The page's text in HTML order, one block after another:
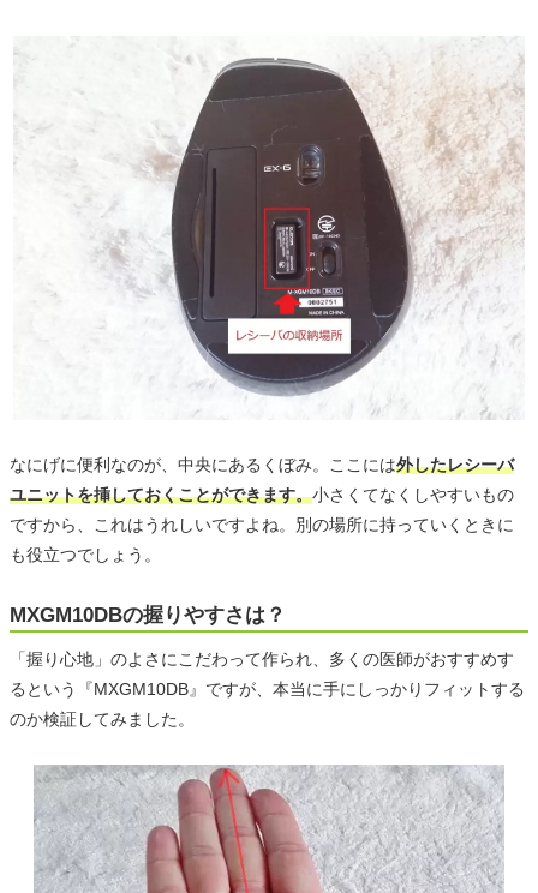
なにげに便利なのが、中央にあるくぼみ。ここには外したレシーバ
ユニットを挿しておくことができます。小さくてなくしやすいもの
ですから、これはうれしいですよね。別の場所に持っていくときに
も役立つでしょう。
MXGM10DBの握りやすさは？
「握り心地」のよさにこだわって作られ、多くの医師がおすすめす
るという『MXGM10DB』ですが、本当に手にしっかりフィットする
のか検証してみました。